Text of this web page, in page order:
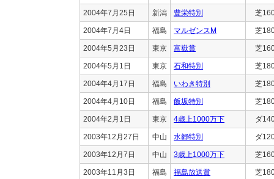
2004年7月25日 新潟 豊栄特別 芝
2004年7月4日 福島 マルゼンスM 芝
2004年5月23日 東京 富嶽賞 芝
2004年5月1日 東京 石和特別 芝
2004年4月17日 福島 いわき特別 芝
2004年4月10日 福島 飯坂特別 芝
2004年2月1日 東京 4歳上1000万下 ダ
2003年12月27日 中山 水郷特別 ダ
2003年12月7日 中山 3歳上1000万下 芝
2003年11月3日 福島 福島放送賞 芝